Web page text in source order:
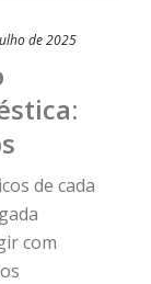
de 2025
de cada
com